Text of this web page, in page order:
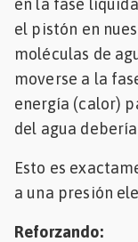
en la fase
el pistón en
moléculas de
moverse a la
energía (calor)
del agua
Esto es
a una presión
Reforzando: